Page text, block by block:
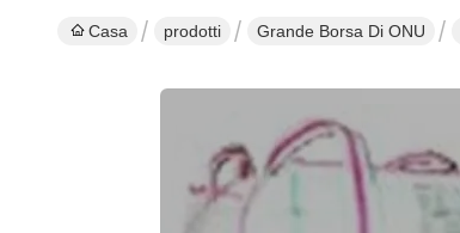
Casa prodotti Grande Borsa Di ONU